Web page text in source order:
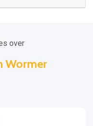
over
Wormer